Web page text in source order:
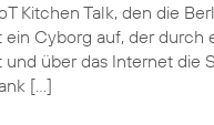
Kitchen Talk, den die
Cyborg auf, der
über das Internet die
[…]